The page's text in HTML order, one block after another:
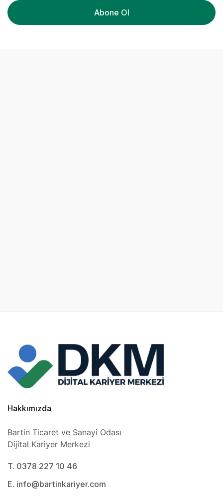
Hakkımızda
Bartin Ticaret ve Sanayi Odası
Dijital Kariyer Merkezi
T. 0378 227 10 46
E. info@bartinkariyer.com